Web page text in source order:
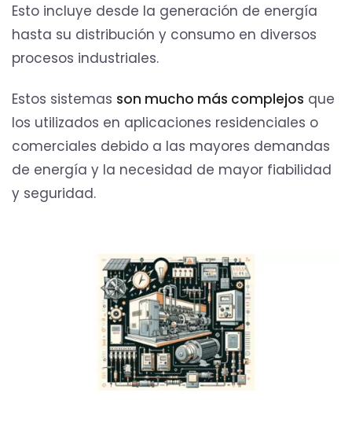
Esto incluye desde la generación de energía
hasta su distribución y consumo en diversos
procesos industriales.
Estos sistemas son mucho más complejos que
los utilizados en aplicaciones residenciales o
comerciales debido a las mayores demandas
de energía y la necesidad de mayor fiabilidad
y seguridad.